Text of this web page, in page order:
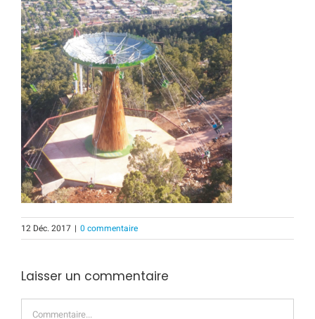
12 Déc. 2017 | 0 commentaire
Laisser un commentaire